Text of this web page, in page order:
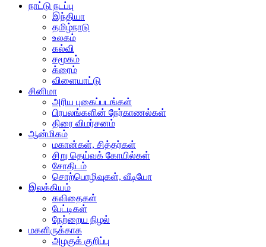
நாட்டு நடப்பு
இந்தியா
தமிழ்நாடு
உலகம்
கல்வி
சமூகம்
க்ரைம்
விளையாட்டு
சினிமா
அரிய புகைப்படங்கள்
பிரபலங்களின் நேர்காணல்கள்
திரை விமர்சனம்
ஆன்மிகம்
மகான்கள், சித்தர்கள்
சிறு தெய்வக் கோயில்கள்
சோதிடம்
சொற்பொழிவுகள், வீடியோ
இலக்கியம்
கவிதைகள்
பேட்டிகள்
நேற்றைய நிழல்
மகளிருக்காக
அழகுக் குறிப்பு